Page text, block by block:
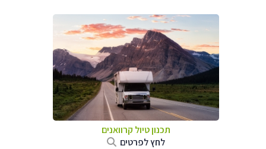
תכנון טיול קרוואנים
לחץ לפרטים